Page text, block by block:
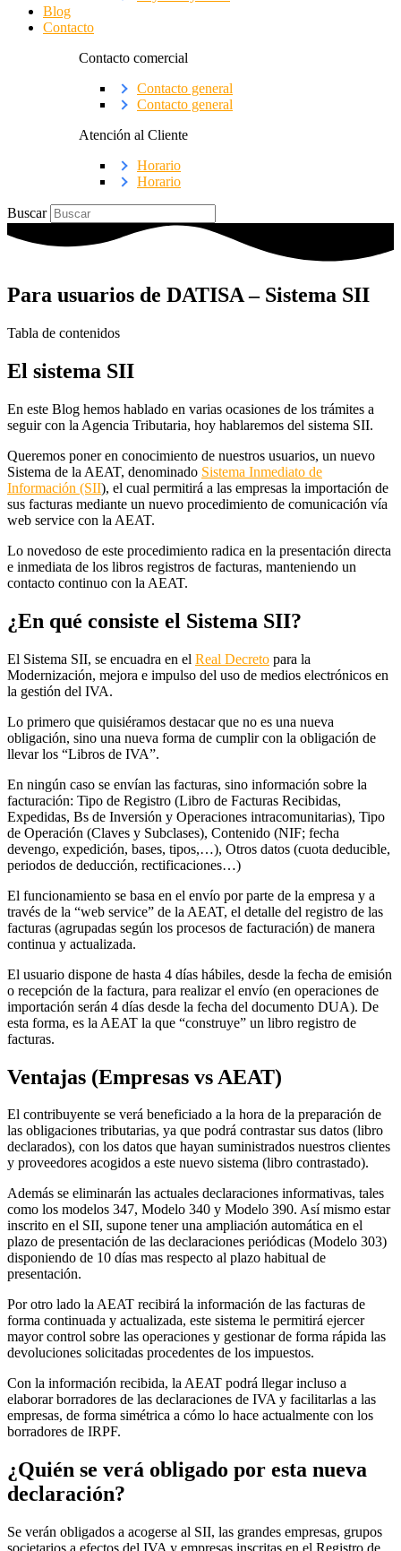
Blog
Contacto
Contacto comercial
Contacto general
Contacto general
Atención al Cliente
Horario
Horario
Buscar
Para usuarios de DATISA – Sistema SII
Tabla de contenidos
El sistema SII
En este Blog hemos hablado en varias ocasiones de los trámites a
seguir con la Agencia Tributaria, hoy hablaremos del sistema SII.
Queremos poner en conocimiento de nuestros usuarios, un nuevo
Sistema de la AEAT, denominado Sistema Inmediato de
Información (SII), el cual permitirá a las empresas la importación de
sus facturas mediante un nuevo procedimiento de comunicación vía
web service con la AEAT.
Lo novedoso de este procedimiento radica en la presentación directa
e inmediata de los libros registros de facturas, manteniendo un
contacto continuo con la AEAT.
¿En qué consiste el Sistema SII?
El Sistema SII, se encuadra en el Real Decreto para la
Modernización, mejora e impulso del uso de medios electrónicos en
la gestión del IVA.
Lo primero que quisiéramos destacar que no es una nueva
obligación, sino una nueva forma de cumplir con la obligación de
llevar los “Libros de IVA”.
En ningún caso se envían las facturas, sino información sobre la
facturación: Tipo de Registro (Libro de Facturas Recibidas,
Expedidas, Bs de Inversión y Operaciones intracomunitarias), Tipo
de Operación (Claves y Subclases), Contenido (NIF; fecha
devengo, expedición, bases, tipos,…), Otros datos (cuota deducible,
periodos de deducción, rectificaciones…)
El funcionamiento se basa en el envío por parte de la empresa y a
través de la “web service” de la AEAT, el detalle del registro de las
facturas (agrupadas según los procesos de facturación) de manera
continua y actualizada.
El usuario dispone de hasta 4 días hábiles, desde la fecha de emisión
o recepción de la factura, para realizar el envío (en operaciones de
importación serán 4 días desde la fecha del documento DUA). De
esta forma, es la AEAT la que “construye” un libro registro de
facturas.
Ventajas (Empresas vs AEAT)
El contribuyente se verá beneficiado a la hora de la preparación de
las obligaciones tributarias, ya que podrá contrastar sus datos (libro
declarados), con los datos que hayan suministrados nuestros clientes
y proveedores acogidos a este nuevo sistema (libro contrastado).
Además se eliminarán las actuales declaraciones informativas, tales
como los modelos 347, Modelo 340 y Modelo 390. Así mismo estar
inscrito en el SII, supone tener una ampliación automática en el
plazo de presentación de las declaraciones periódicas (Modelo 303)
disponiendo de 10 días mas respecto al plazo habitual de
presentación.
Por otro lado la AEAT recibirá la información de las facturas de
forma continuada y actualizada, este sistema le permitirá ejercer
mayor control sobre las operaciones y gestionar de forma rápida las
devoluciones solicitadas procedentes de los impuestos.
Con la información recibida, la AEAT podrá llegar incluso a
elaborar borradores de las declaraciones de IVA y facilitarlas a las
empresas, de forma simétrica a cómo lo hace actualmente con los
borradores de IRPF.
¿Quién se verá obligado por esta nueva
declaración?
Se verán obligados a acogerse al SII, las grandes empresas, grupos